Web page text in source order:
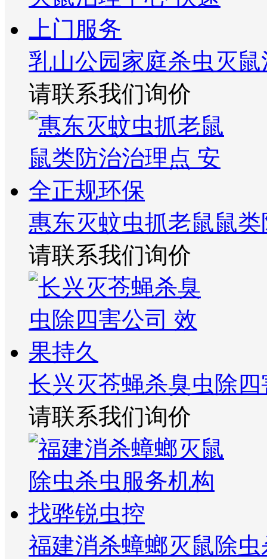
乳山公园家庭杀虫灭
请联系我们询价
惠东灭蚊虫抓老鼠鼠
请联系我们询价
长兴灭苍蝇杀臭虫除
请联系我们询价
福建消杀蟑螂灭鼠除